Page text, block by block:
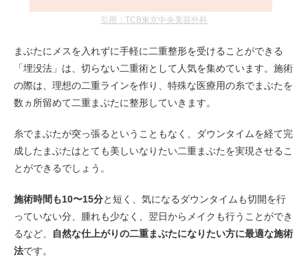
引用：TCB東京中央美容外科
まぶたにメスを入れずに手軽に二重整形を受けることができる
「埋没法」は、切らない二重術として人気を集めています。施術
の際は、理想の二重ラインを作り、特殊な医療用の糸でまぶたを
数ヵ所留めて二重まぶたに整形していきます。
糸でまぶたが突っ張るということもなく、ダウンタイムを経て完
成したまぶたはとても美しいなりたい二重まぶたを実現させるこ
とができるでしょう。
施術時間も10〜15分と短く、気になるダウンタイムも切開を行
っていない分、腫れも少なく、翌日からメイクも行うことができ
るなど、
自然な仕上がりの二重まぶたになりたい方に最適な施術
法です。